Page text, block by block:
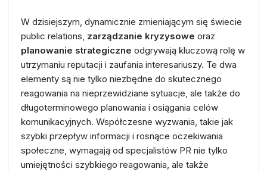
W dzisiejszym, dynamicznie zmieniającym się świecie
public relations, zarządzanie kryzysowe oraz
planowanie strategiczne odgrywają kluczową rolę w
utrzymaniu reputacji i zaufania interesariuszy. Te dwa
elementy są nie tylko niezbędne do skutecznego
reagowania na nieprzewidziane sytuacje, ale także do
długoterminowego planowania i osiągania celów
komunikacyjnych. Współczesne wyzwania, takie jak
szybki przepływ informacji i rosnące oczekiwania
społeczne, wymagają od specjalistów PR nie tylko
umiejętności szybkiego reagowania, ale także